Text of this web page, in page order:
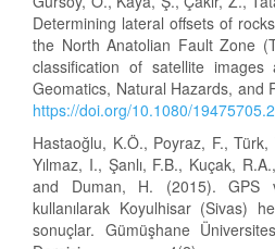
Determining lateral offsets of
the North Anatolian Fault Zone
classification of satellite images
Geomatics, Natural Hazards, and
https://doi.org/10.1080/
Hastaoğlu, K.Ö., Poyraz, F., Türk,
Yılmaz, I., Şanlı, F.B., Kuçak,
and Duman, H. (2015). GPS
kullanılarak Koyulhisar (Sivas)
sonuçlar. Gümüşhane